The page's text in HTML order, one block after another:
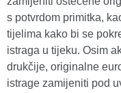
s potvrdom primitka,
tijelima kako bi se
istraga u tijeku. Osim
drukčije, originalne
istrage zamijeniti pod